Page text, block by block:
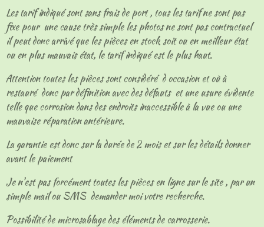
Les tarif indiqué sont sans frais de port , tous les tarif ne sont pas
fixe pour une cause très simple les photos ne sont pas contractuel
il peut donc arrivé que les pièces en stock soit ou en meilleur état
ou en plus mauvais état, le tarif indiqué est le plus haut.
Attention toutes les pièces sont considéré d occasion et où à
restauré donc par définition avec des défauts et une usure évidente
telle que corrosion dans des endroits inaccessible à la vue ou une
mauvaise réparation antérieure.
La garantie est donc sur la durée de 2 mois et sur les détails donner
avant le paiement
Je n'est pas forcément toutes les pièces en ligne sur le site , par un
simple mail ou SMS demander moi votre recherche.
Possibilité de microsablage des éléments de carrosserie.